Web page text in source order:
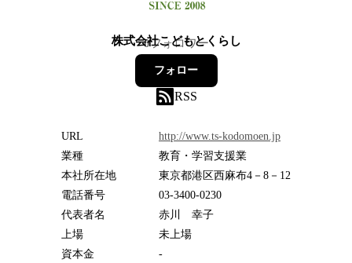
株式会社こどもとくらし
0フォロワー
フォロー
RSS
URL
http://www.ts-kodomoen.jp
業種
教育・学習支援業
本社所在地
東京都港区西麻布4－8－12
電話番号
03-3400-0230
代表者名
赤川 幸子
上場
未上場
資本金
-